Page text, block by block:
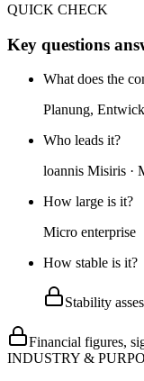
QUICK CHECK
Key questions
What does the
Planung,
Who leads it?
loannis Misiris ·
How large is it?
Micro enterprise
How stable is it?
Stability
Financial figures,
INDUSTRY &